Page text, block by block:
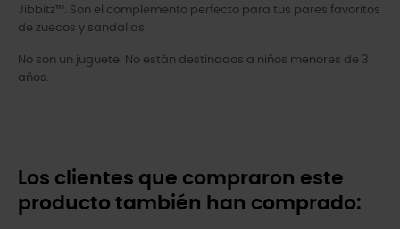
Jibbitz™. Son el complemento perfecto para tus pares favoritos
de zuecos y sandalias.
No son un juguete. No están destinados a niños menores de 3
años.
Los clientes que compraron este
producto también han comprado: